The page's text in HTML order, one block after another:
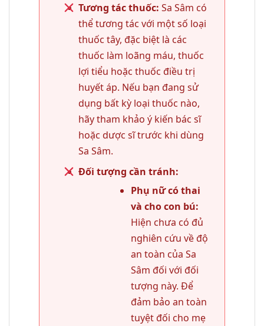
Tương tác thuốc: Sa Sâm có
thể tương tác với một số loại
thuốc tây, đặc biệt là các
thuốc làm loãng máu, thuốc
lợi tiểu hoặc thuốc điều trị
huyết áp. Nếu bạn đang sử
dụng bất kỳ loại thuốc nào,
hãy tham khảo ý kiến bác sĩ
hoặc dược sĩ trước khi dùng
Sa Sâm.
Đối tượng cần tránh:
Phụ nữ có thai
và cho con bú:
Hiện chưa có đủ
nghiên cứu về độ
an toàn của Sa
Sâm đối với đối
tượng này. Để
đảm bảo an toàn
tuyệt đối cho mẹ